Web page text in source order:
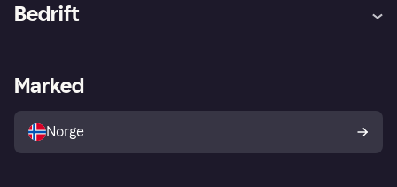
Utforsk butikker
Bedrift
Merchant portal
Marked
Norge